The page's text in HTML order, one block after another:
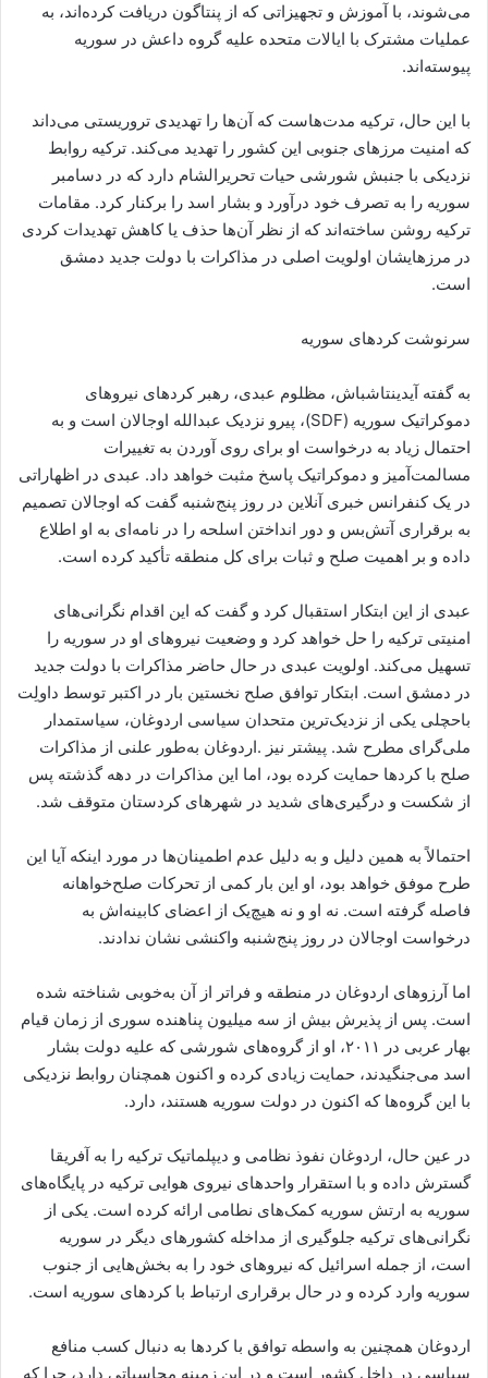
می‌شوند، با آموزش و تجهیزاتی که از پنتاگون دریافت کرده‌اند، به
عملیات مشترک با ایالات متحده علیه گروه داعش در سوریه
پیوسته‌اند.
با این حال، ترکیه مدت‌هاست که آن‌ها را تهدیدی تروریستی می‌داند
که امنیت مرزهای جنوبی این کشور را تهدید می‌کند. ترکیه روابط
نزدیکی با جنبش شورشی حیات تحریرالشام دارد که در دسامبر
سوریه را به تصرف خود درآورد و بشار اسد را برکنار کرد. مقامات
ترکیه روشن ساخته‌اند که از نظر آن‌ها حذف یا کاهش تهدیدات کردی
در مرزهایشان اولویت اصلی در مذاکرات با دولت جدید دمشق
است.
سرنوشت کردهای سوریه
به گفته آیدینتاشباش، مظلوم عبدی، رهبر کردهای نیروهای
دموکراتیک سوریه (SDF)، پیرو نزدیک عبدالله اوجالان است و به
احتمال زیاد به درخواست او برای روی آوردن به تغییرات
مسالمت‌آمیز و دموکراتیک پاسخ مثبت خواهد داد. عبدی در اظهاراتی
در یک کنفرانس خبری آنلاین در روز پنج‌شنبه گفت که اوجالان تصمیم
به برقراری آتش‌بس و دور انداختن اسلحه را در نامه‌ای به او اطلاع
داده و بر اهمیت صلح و ثبات برای کل منطقه تأکید کرده است.
عبدی از این ابتکار استقبال کرد و گفت که این اقدام نگرانی‌های
امنیتی ترکیه را حل خواهد کرد و وضعیت نیروهای او در سوریه را
تسهیل می‌کند. اولویت عبدی در حال حاضر مذاکرات با دولت جدید
در دمشق است. ابتکار توافق صلح نخستین بار در اکتبر توسط داولِت
باحچلی یکی از نزدیک‌ترین متحدان سیاسی اردوغان، سیاستمدار
ملی‌گرای مطرح شد. پیشتر نیز .اردوغان به‌طور علنی از مذاکرات
صلح با کردها حمایت کرده بود، اما این مذاکرات در دهه گذشته پس
از شکست و درگیری‌های شدید در شهرهای کردستان متوقف شد.
احتمالاً به همین دلیل و به دلیل عدم اطمینان‌ها در مورد اینکه آیا این
طرح موفق خواهد بود، او این بار کمی از تحرکات صلح‌خواهانه
فاصله گرفته است. نه او و نه هیچ‌یک از اعضای کابینه‌اش به
درخواست اوجالان در روز پنج‌شنبه واکنشی نشان ندادند.
اما آرزوهای اردوغان در منطقه و فراتر از آن به‌خوبی شناخته شده
است. پس از پذیرش بیش از سه میلیون پناهنده سوری از زمان قیام
بهار عربی در ۲۰۱۱، او از گروه‌های شورشی که علیه دولت بشار
اسد می‌جنگیدند، حمایت زیادی کرده و اکنون همچنان روابط نزدیکی
با این گروه‌ها که اکنون در دولت سوریه هستند، دارد.
در عین حال، اردوغان نفوذ نظامی و دیپلماتیک ترکیه را به آفریقا
گسترش داده و با استقرار واحدهای نیروی هوایی ترکیه در پایگاه‌های
سوریه به ارتش سوریه کمک‌های نطامی ارائه کرده است. یکی از
نگرانی‌های ترکیه جلوگیری از مداخله کشورهای دیگر در سوریه
است، از جمله اسرائیل که نیروهای خود را به بخش‌هایی از جنوب
سوریه وارد کرده و در حال برقراری ارتباط با کردهای سوریه است.
اردوغان همچنین به واسطه توافق با کردها به دنبال کسب منافع
سیاسی در داخل کشور است و در این زمینه محاسباتی دارد، چرا که